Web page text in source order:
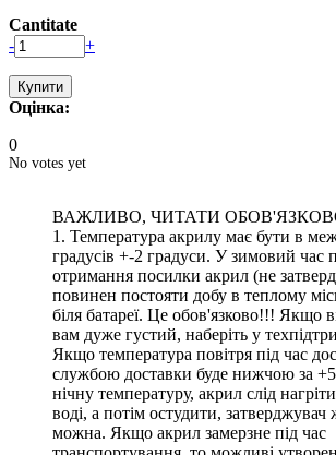
Cantitate
-
+
Оцінка:
0
No votes yet
ВАЖЛИВО, ЧИТАТИ
1. Температура акрилу має бути в
градусів +-2 градуси. У зимовий час
отримання посилки акрил (не
повинен постояти добу в теплому
біля батареї. Це обов'язково!!! Якщо
вам дуже густий, наберіть у
Якщо температура повітря під час
службою доставки буде нижчою за
нічну температуру, акрил слід
воді, а потім остудити, затверджувач
можна. Якщо акрил замерзне під час